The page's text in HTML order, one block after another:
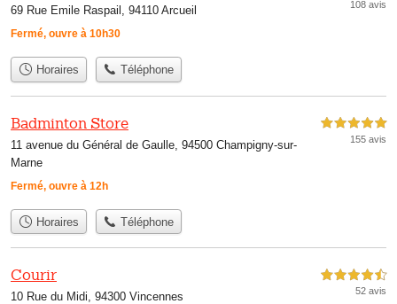
69 Rue Emile Raspail, 94110 Arcueil
Fermé, ouvre à 10h30
108 avis
Horaires Téléphone
Badminton Store
11 avenue du Général de Gaulle, 94500 Champigny-sur-
Marne
Fermé, ouvre à 12h
5,0 étoiles sur 5
155 avis
Horaires Téléphone
Courir
10 Rue du Midi, 94300 Vincennes
4,5 étoiles sur 5
52 avis